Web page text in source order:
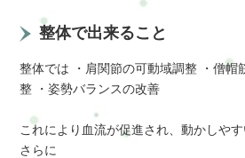
整体で出来ること
整体では ・肩関節の可動域調整 ・僧帽
整 ・姿勢バランスの改善
これにより血流が促進され、動かしやす
さらに